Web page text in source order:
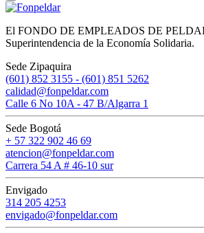
El FONDO DE EMPLEADOS DE PELDAR
Superintendencia de la Economía Solidaria.
Sede Zipaquira
(601) 852 3155 - (601) 851 5262
calidad@fonpeldar.com
Calle 6 No 10A - 47 B/Algarra 1
Sede Bogotá
+ 57 322 902 46 69
atencion@fonpeldar.com
Carrera 54 A # 46-10 sur
Envigado
314 205 4253
envigado@fonpeldar.com